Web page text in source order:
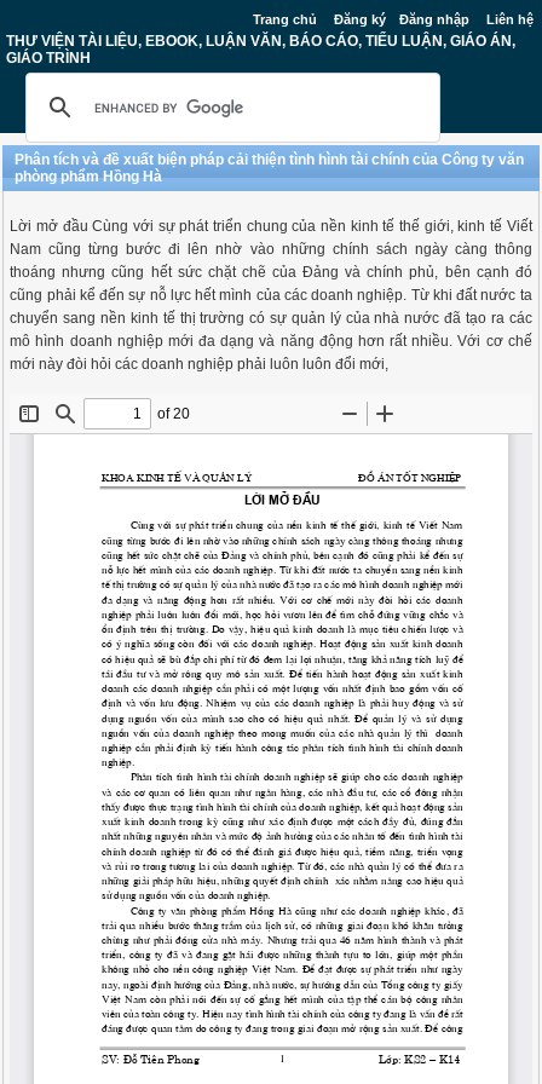
Trang chủ Đăng ký Đăng nhập Liên hệ
THƯ VIỆN TÀI LIỆU, EBOOK, LUẬN VĂN, BÁO CÁO, TIỂU LUẬN, GIÁO ÁN,
GIÁO TRÌNH
Phân tích và đề xuất biện pháp cải thiện tình hình tài chính của Công ty văn
phòng phẩm Hồng Hà
Lời mở đầu Cùng với sự phát triển chung của nền kinh tế thế giới, kinh tế Viết
Nam cũng từng bước đi lên nhờ vào những chính sách ngày càng thông
thoáng nhưng cũng hết sức chặt chẽ của Đảng và chính phủ, bên cạnh đó
cũng phải kể đến sự nỗ lực hết mình của các doanh nghiệp. Từ khi đất nước ta
chuyển sang nền kinh tế thị trường có sự quản lý của nhà nước đã tạo ra các
mô hình doanh nghiệp mới đa dạng và năng động hơn rất nhiều. Với cơ chế
mới này đòi hỏi các doanh nghiệp phải luôn luôn đổi mới,